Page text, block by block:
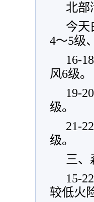
北部
今天
4～5级
16-
风6级。
19-
级。
21-
级。
三、
15-
较低火